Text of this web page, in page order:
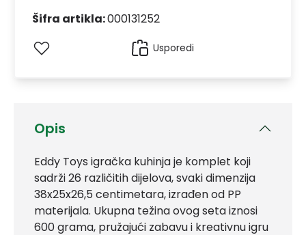
Opis
Eddy Toys igračka kuhinja je komplet koji
sadrži 26 različitih dijelova, svaki dimenzija
38x25x26,5 centimetara, izrađen od PP
materijala. Ukupna težina ovog seta iznosi
600 grama, pružajući zabavu i kreativnu igru
Šifra artikla:000131252
Usporedi